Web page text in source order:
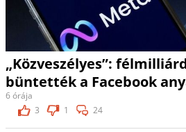
„Közveszélyes”:
büntették a Facebook
6 órája
3
1 24